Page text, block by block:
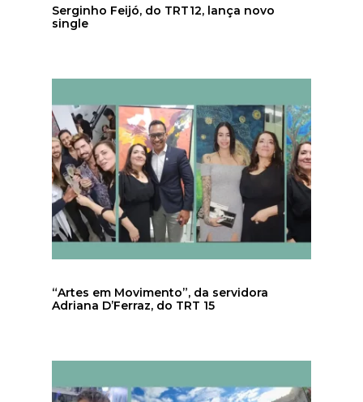
Serginho Feijó, do TRT12, lança novo
single
“Artes em Movimento”, da servidora
Adriana D’Ferraz, do TRT 15